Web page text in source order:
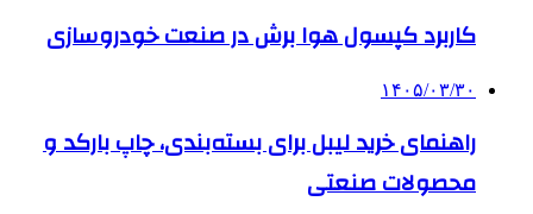
کاربرد کپسول هوا برش در صنعت خودروسازی
۱۴۰۵/۰۳/۳۰
راهنمای خرید لیبل برای بسته‌بندی، چاپ بارکد و
محصولات صنعتی